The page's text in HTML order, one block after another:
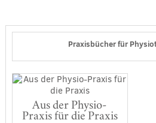
Praxisbücher für
Aus der Physio-
Praxis für die Praxis